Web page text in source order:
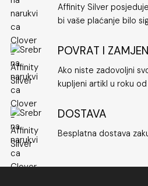
Affinity Silver
bi vaše plaćanje bilo
POVRAT I
Ako niste zadovoljni
kupljeni artikl u roku od
DOSTAVA
Besplatna dostava